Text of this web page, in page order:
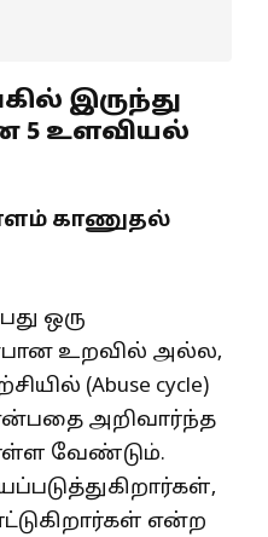
இருந்து
5 உளவியல்
காணுதல்
ஒரு
உறவில் அல்ல,
(Abuse cycle)
என்பதை அறிவார்ந்த
வேண்டும்.
என்ற